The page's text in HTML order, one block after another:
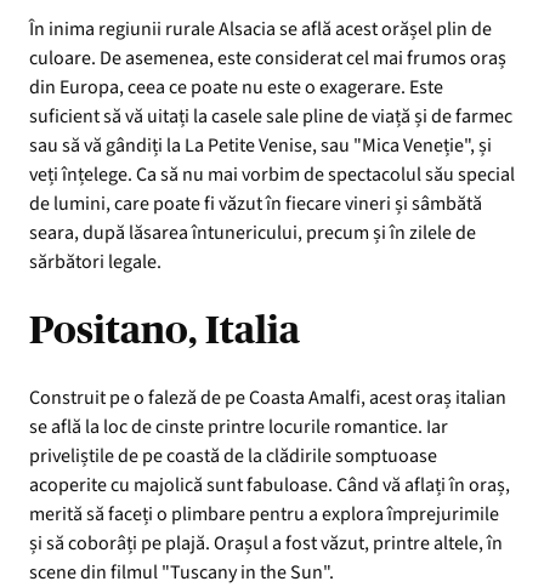
În inima regiunii rurale Alsacia se află acest orășel plin de
culoare. De asemenea, este considerat cel mai frumos oraș
din Europa, ceea ce poate nu este o exagerare. Este
suficient să vă uitați la casele sale pline de viață și de farmec
sau să vă gândiți la La Petite Venise, sau "Mica Veneție", și
veți înțelege. Ca să nu mai vorbim de spectacolul său special
de lumini, care poate fi văzut în fiecare vineri și sâmbătă
seara, după lăsarea întunericului, precum și în zilele de
sărbători legale.
Positano, Italia
Construit pe o faleză de pe Coasta Amalfi, acest oraș italian
se află la loc de cinste printre locurile romantice. Iar
priveliștile de pe coastă de la clădirile somptuoase
acoperite cu majolică sunt fabuloase. Când vă aflați în oraș,
merită să faceți o plimbare pentru a explora împrejurimile
și să coborâți pe plajă. Orașul a fost văzut, printre altele, în
scene din filmul "Tuscany in the Sun".